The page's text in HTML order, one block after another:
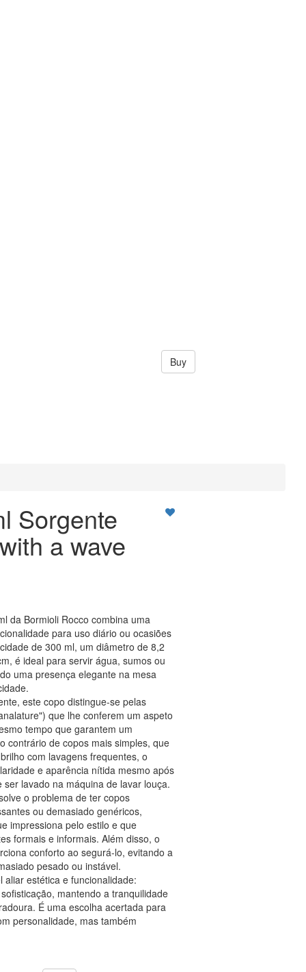
Buy
Sorgente
a wave
da Bormioli Rocco combina uma
para uso diário ou ocasiões
de 300 ml, um diâmetro de 8,2
é ideal para servir água, sumos ou
uma presença elegante na mesa
este copo distingue-se pelas
que lhe conferem um aspeto
tempo que garantem um
contrário de copos mais simples, que
com lavagens frequentes, o
e aparência nítida mesmo após
lavado na máquina de lavar louça.
o problema de ter copos
ou demasiado genéricos,
impressiona pelo estilo e que
formais e informais. Além disso, o
conforto ao segurá-lo, evitando a
pesado ou instável.
estética e funcionalidade:
mantendo a tranquilidade
É uma escolha acertada para
personalidade, mas também